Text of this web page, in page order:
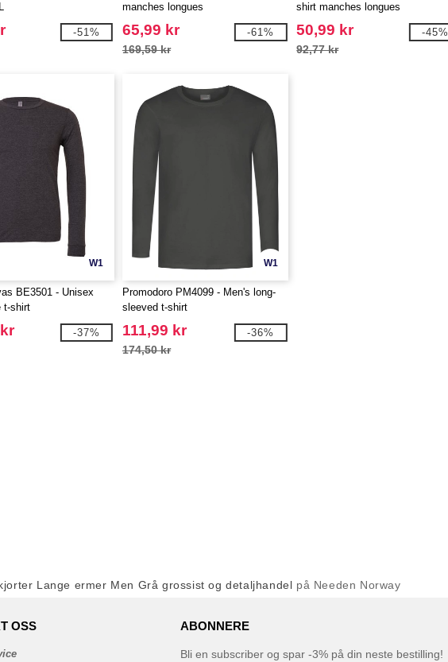
-51%
manches longues
65,99 kr
169,59 kr
-61%
shirt manches longues
50,99 kr
92,77 kr
-45%
W1
BE3501 - Unisex
t-shirt
-37%
W1
Promodoro PM4099 - Men's long-
sleeved t-shirt
111,99 kr
174,50 kr
-36%
Lange ermer Men Grå grossist og detaljhandel på Needen Norway
OSS ABONNERE
Bli en subscriber og spar -3% på din neste bestilling!